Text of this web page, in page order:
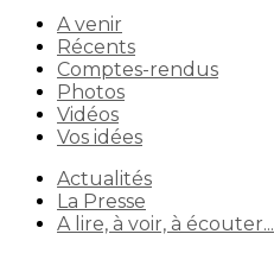
A venir
Récents
Comptes-rendus
Photos
Vidéos
Vos idées
Actualités
La Presse
A lire, à voir, à écouter...